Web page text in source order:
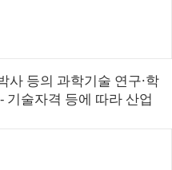
사 등의 과학기술 연구·학
기술자격 등에 따라 산업